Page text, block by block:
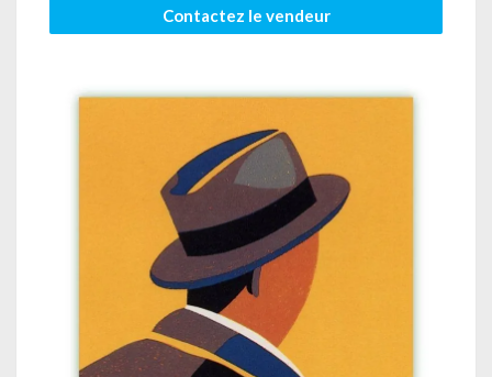
Contactez le vendeur